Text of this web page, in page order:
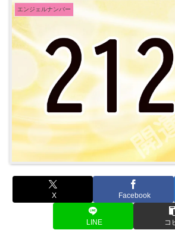
エンジェルナンバー
X Facebook
LINE コ